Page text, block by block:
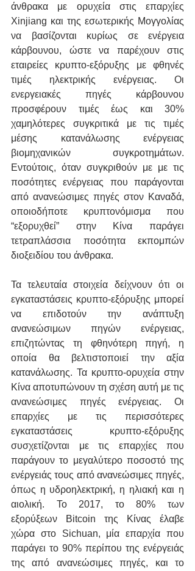
άνθρακα με ορυχεία στις επαρχίες
Xinjiang και της εσωτερικής Μογγολίας
να βασίζονται κυρίως σε ενέργεια
κάρβουνου, ώστε να παρέχουν στις
εταιρείες κρυπτο-εξόρυξης με φθηνές
τιμές ηλεκτρικής ενέργειας. Οι
ενεργειακές πηγές κάρβουνου
προσφέρουν τιμές έως και 30%
χαμηλότερες συγκριτικά με τις τιμές
μέσης κατανάλωσης ενέργειας
βιομηχανικών συγκροτημάτων.
Εντούτοις, όταν συγκριθούν με με τις
ποσότητες ενέργειας που παράγονται
από ανανεώσιμες πηγές στον Καναδά,
οποιοδήποτε κρυπτονόμισμα που
“εξορυχθεί” στην Κίνα παράγει
τετραπλάσσια ποσότητα εκπομπών
διοξειδίου του άνθρακα.
Τα τελευταία στοιχεία δείχνουν ότι οι
εγκαταστάσεις κρυπτο-εξόρυξης μπορεί
να επιδοτούν την ανάπτυξη
ανανεώσιμων πηγών ενέργειας,
επιζητώντας τη φθηνότερη πηγή, η
οποία θα βελτιστοποιεί την αξία
κατανάλωσης. Τα κρυπτο-ορυχεία στην
Κίνα αποτυπώνουν τη σχέση αυτή με τις
ανανεώσιμες πηγές ενέργειας. Οι
επαρχίες με τις περισσότερες
εγκαταστάσεις κρυπτο-εξόρυξης
συσχετίζονται με τις επαρχίες που
παράγουν το μεγαλύτερο ποσοστό της
ενέργειάς τους από ανανεώσιμες πηγές,
όπως η υδροηλεκτρική, η ηλιακή και η
αιολική. Το 2017, το 80% των
εξορύξεων Bitcoin της Κίνας έλαβε
χώρα στο Sichuan, μία επαρχία που
παράγει το 90% περίπου της ενέργειάς
της από ανανεώσιμες πηγές, και το